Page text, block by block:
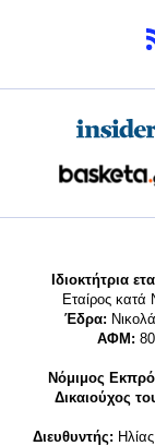
Ιδιοκτήτρια
Εταίρος
Έδρα:
ΑΦΜ:
Νόμιμος
Δικαιούχος
Διευθυντής: